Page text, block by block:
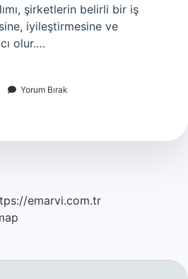
şirketlerin belirli bir iş
iyileştirmesine ve
olur.…
Yorum Bırak
emarvi.com.tr